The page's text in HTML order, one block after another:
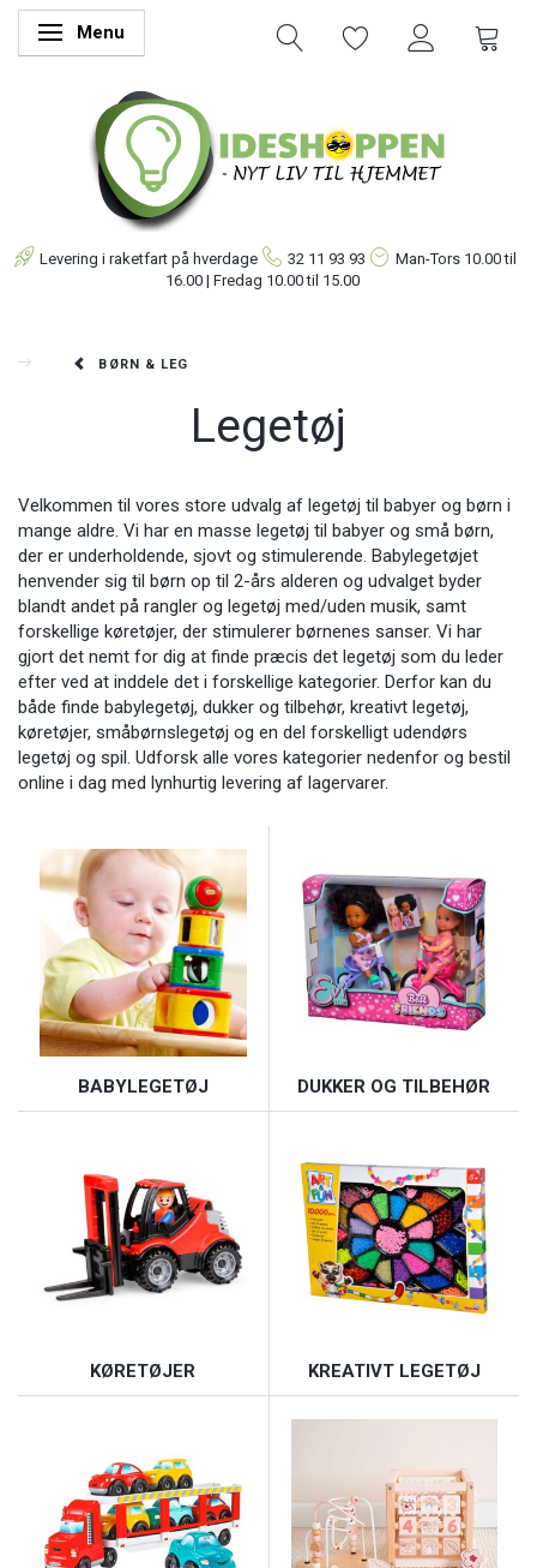
Skifte navigation
Menu
Levering i raketfart på hverdage 32 11 93 93 Man-Tors 10.00 til
16.00 | Fredag 10.00 til 15.00
BØRN & LEG
Legetøj
Velkommen til vores store udvalg af legetøj til babyer og børn i
mange aldre. Vi har en masse legetøj til babyer og små børn,
der er underholdende, sjovt og stimulerende. Babylegetøjet
henvender sig til børn op til 2-års alderen og udvalget byder
blandt andet på rangler og legetøj med/uden musik, samt
forskellige køretøjer, der stimulerer børnenes sanser. Vi har
gjort det nemt for dig at finde præcis det legetøj som du leder
efter ved at inddele det i forskellige kategorier. Derfor kan du
både finde babylegetøj, dukker og tilbehør, kreativt legetøj,
køretøjer, småbørnslegetøj og en del forskelligt udendørs
legetøj og spil. Udforsk alle vores kategorier nedenfor og bestil
online i dag med lynhurtig levering af lagervarer.
BABYLEGETØJ DUKKER OG TILBEHØR
KØRETØJER KREATIVT LEGETØJ